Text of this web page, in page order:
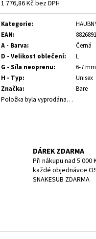
1 776,86 Kč bez DPH
Měrná
cena:
Kategorie:
EAN:
A - Barva:
Černá
D - Velikost oblečení:
L
G - Síla neoprenu:
6-7 mm
H - Typ:
Unisex
Značka:
Bare
Položka byla vyprodána…
DÁREK ZDARMA
Při nákupu nad 5 000
každé objednávce
SNAKESUB ZDARMA
1 197 Kč